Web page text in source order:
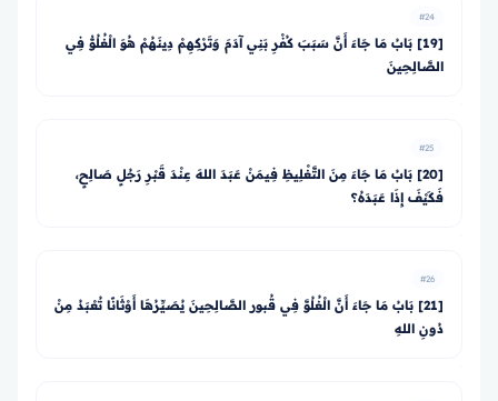
#24
[19] بَابُ مَا جَاءَ أَنَّ سَبَبَ كُفْرِ بَنِي آدَمَ وَتَرْكِهِمْ دِينَهُمْ هُوَ الْغُلُوُّ فِي
الصَّالِحِينَ
#25
[20] بَابُ مَا جَاءَ مِنَ التَّغْلِيظِ فِيمَنْ عَبَدَ اللهَ عِنْدَ قَبْرِ رَجُلٍ صَالِحٍ،
فَكَيْفَ إِذَا عَبَدَهُ؟
#26
[21] بَابُ مَا جَاءَ أَنَّ الْغُلُوَّ فِي قُبور الصَّالِحِينَ يُصَيِّرُهَا أَوْثَانًا تُعْبَدُ مِنْ
دُونِ اللهِ